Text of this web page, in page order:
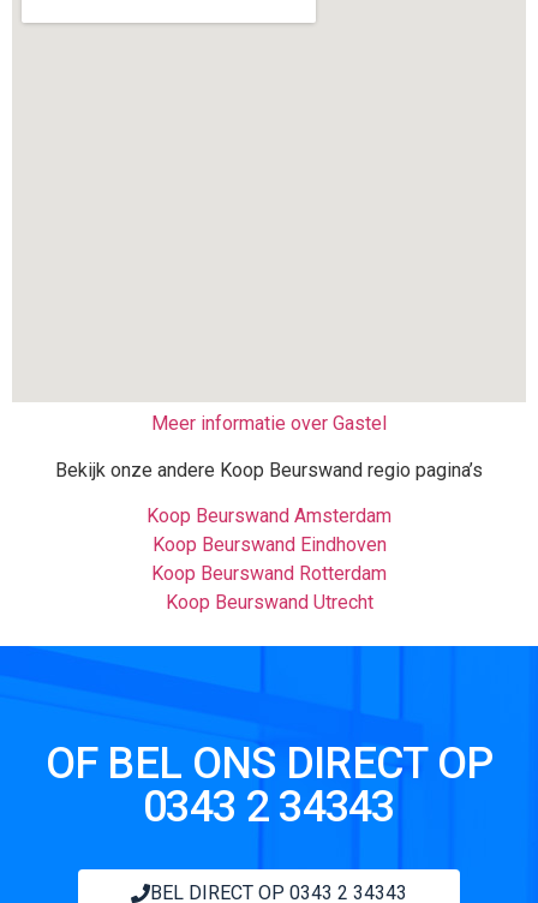
Meer informatie over Gastel
Bekijk onze andere Koop Beurswand regio pagina’s
Koop Beurswand Amsterdam
Koop Beurswand Eindhoven
Koop Beurswand Rotterdam
Koop Beurswand Utrecht
OF BEL ONS DIRECT OP
0343 2 34343
BEL DIRECT OP 0343 2 34343